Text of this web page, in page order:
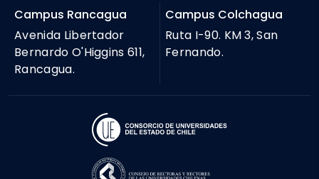
Campus Rancagua
Avenida Libertador
Bernardo O'Higgins 611,
Rancagua.
Campus Colchagua
Ruta I-90. KM 3, San
Fernando.